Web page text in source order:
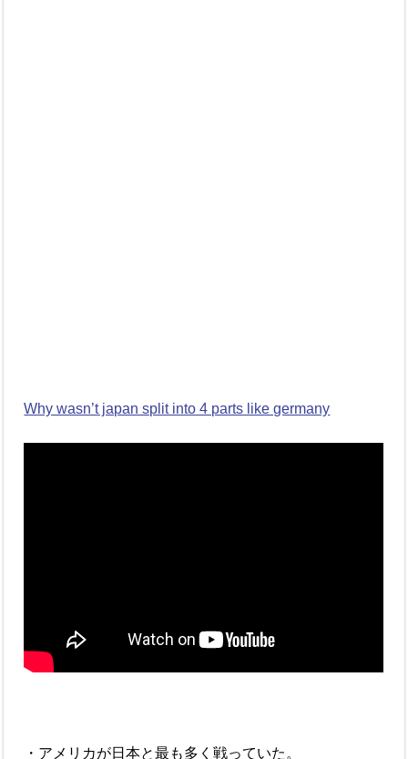
Why wasn’t japan split into 4 parts like germany
・アメリカが日本と最も多く戦っていた。